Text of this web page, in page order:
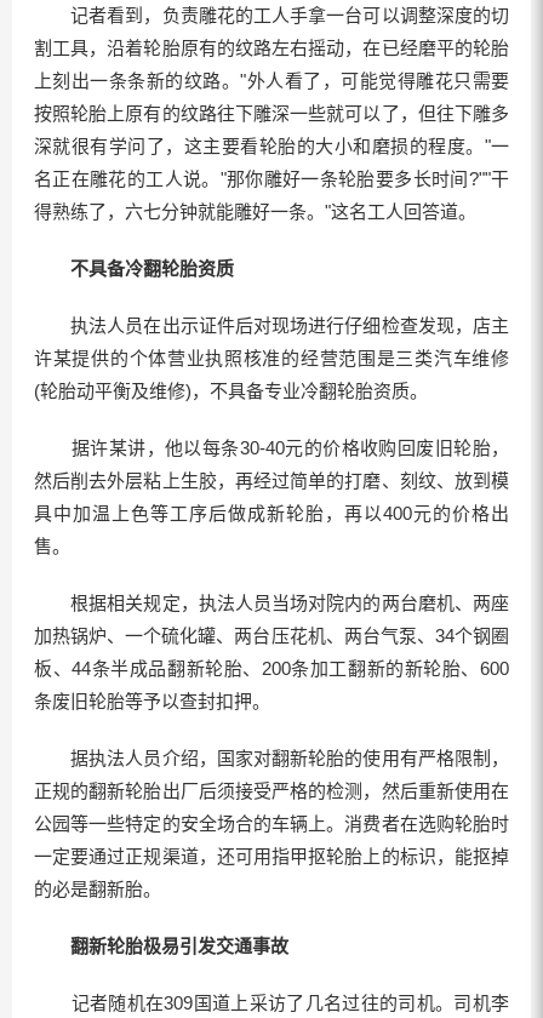
记者看到，负责雕花的工人手拿一台可以调整深度的切
割工具，沿着轮胎原有的纹路左右摇动，在已经磨平的轮胎
上刻出一条条新的纹路。"外人看了，可能觉得雕花只需要
按照轮胎上原有的纹路往下雕深一些就可以了，但往下雕多
深就很有学问了，这主要看轮胎的大小和磨损的程度。"一
名正在雕花的工人说。"那你雕好一条轮胎要多长时间?""干
得熟练了，六七分钟就能雕好一条。"这名工人回答道。
不具备冷翻轮胎资质
执法人员在出示证件后对现场进行仔细检查发现，店主
许某提供的个体营业执照核准的经营范围是三类汽车维修
(轮胎动平衡及维修)，不具备专业冷翻轮胎资质。
据许某讲，他以每条30-40元的价格收购回废旧轮胎，
然后削去外层粘上生胶，再经过简单的打磨、刻纹、放到模
具中加温上色等工序后做成新轮胎，再以400元的价格出
售。
根据相关规定，执法人员当场对院内的两台磨机、两座
加热锅炉、一个硫化罐、两台压花机、两台气泵、34个钢圈
板、44条半成品翻新轮胎、200条加工翻新的新轮胎、600
条废旧轮胎等予以查封扣押。
据执法人员介绍，国家对翻新轮胎的使用有严格限制，
正规的翻新轮胎出厂后须接受严格的检测，然后重新使用在
公园等一些特定的安全场合的车辆上。消费者在选购轮胎时
一定要通过正规渠道，还可用指甲抠轮胎上的标识，能抠掉
的必是翻新胎。
翻新轮胎极易引发交通事故
记者随机在309国道上采访了几名过往的司机。司机李